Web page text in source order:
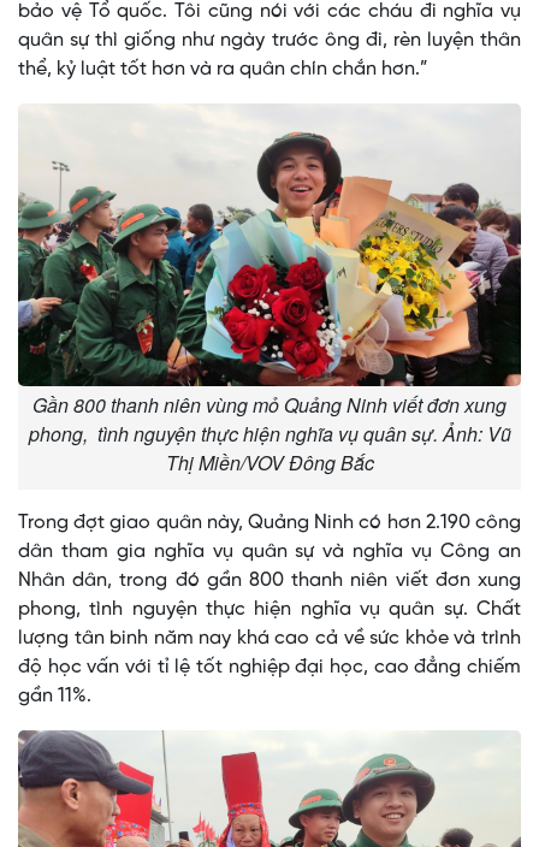
bảo vệ Tổ quốc. Tôi cũng nói với các cháu đi nghĩa vụ
quân sự thì giống như ngày trước ông đi, rèn luyện thân
thể, kỷ luật tốt hơn và ra quân chín chắn hơn.”
Gần 800 thanh niên vùng mỏ Quảng Ninh viết đơn xung
phong, tình nguyện thực hiện nghĩa vụ quân sự. Ảnh: Vũ
Thị Miền/VOV Đông Bắc
Trong đợt giao quân này, Quảng Ninh có hơn 2.190 công
dân tham gia nghĩa vụ quân sự và nghĩa vụ Công an
Nhân dân, trong đó gần 800 thanh niên viết đơn xung
phong, tình nguyện thực hiện nghĩa vụ quân sự. Chất
lượng tân binh năm nay khá cao cả về sức khỏe và trình
độ học vấn với tỉ lệ tốt nghiệp đại học, cao đẳng chiếm
gần 11%.